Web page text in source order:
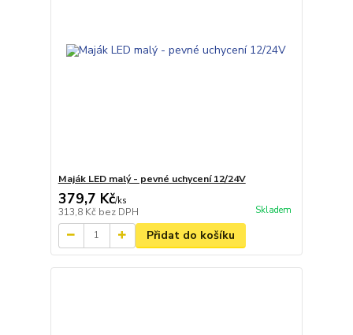
Maják LED malý - pevné uchycení 12/24V
379,7 Kč/ks
313,8 Kč bez DPH Skladem
Přidat do košíku